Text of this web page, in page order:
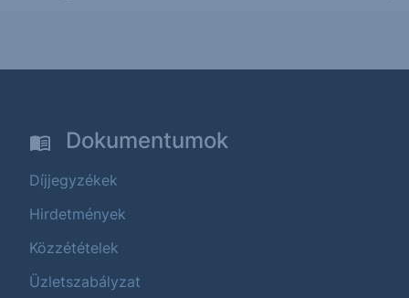
Dokumentumok
Díjjegyzékek
Hirdetmények
Közzétételek
Üzletszabályzat